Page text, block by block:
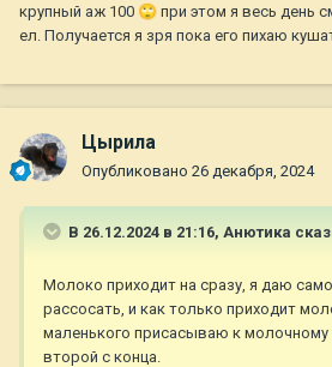
крупный аж 100 🙄 при этом я весь день
ел. Получается я зря пока его пихаю
Цырила
Опубликовано 26 декабря, 2024
В 26.12.2024 в 21:16, Анютика
Молоко приходит на сразу, я даю
рассосать, и как только приходит
маленького присасываю к молочному
второй с конца.